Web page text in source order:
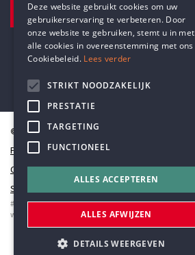
Pottenbrug 4
Antwerpen, 2000
© Humanistisch Verbond 2026
Privacy
Cookiestatement
Sitemap
#codedwithlove byCodelines
webapplicaties
mobiele apps&maatwerk websites
DUTCH
Deze website gebruikt cookies om uw
gebruikerservaring te verbeteren. Door
onze website te gebruiken, stemt u in met
alle cookies in overeenstemming met ons
Cookiebeleid. Lees verder
STRIKT NOODZAKELIJK
PRESTATIE
TARGETING
FUNCTIONEEL
ALLES ACCEPTEREN
ALLES AFWIJZEN
DETAILS WEERGEVEN